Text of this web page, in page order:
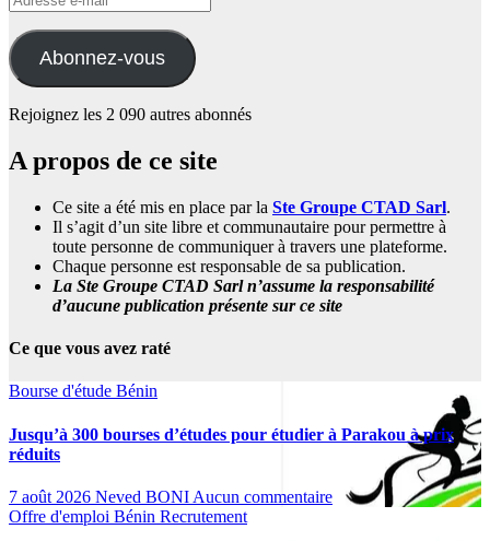
e-
mail
Abonnez-vous
Rejoignez les 2 090 autres abonnés
A propos de ce site
Ce site a été mis en place par la Ste Groupe CTAD Sarl.
Il s’agit d’un site libre et communautaire pour permettre à
toute personne de communiquer à travers une plateforme.
Chaque personne est responsable de sa publication.
La Ste Groupe CTAD Sarl n’assume la responsabilité
d’aucune publication présente sur ce site
Ce que vous avez raté
Bourse d'étude Bénin
Jusqu’à 300 bourses d’études pour étudier à Parakou à prix
réduits
7 août 2026 Neved BONI Aucun commentaire
Offre d'emploi Bénin Recrutement